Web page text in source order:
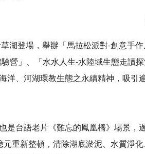
湖登場，舉辦「馬拉松派對-創意手
營」、「水水人生-水陸域生態走讀
洋、河湖環教生態之永續精神，吸引
是台語老片《難忘的鳳凰橋》場景，
重新整頓，清除湖底淤泥、水質淨